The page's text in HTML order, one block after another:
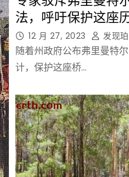
法，呼吁保护这座
12 月 27, 2023 发现
随着州政府公布弗里曼特
计，保护这座桥…